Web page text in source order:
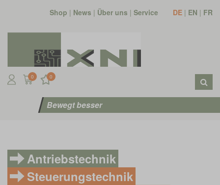
Shop | News | Über uns | Service DE | EN | FR
0 0
Bewegt besser
Antriebstechnik
Steuerungstechnik